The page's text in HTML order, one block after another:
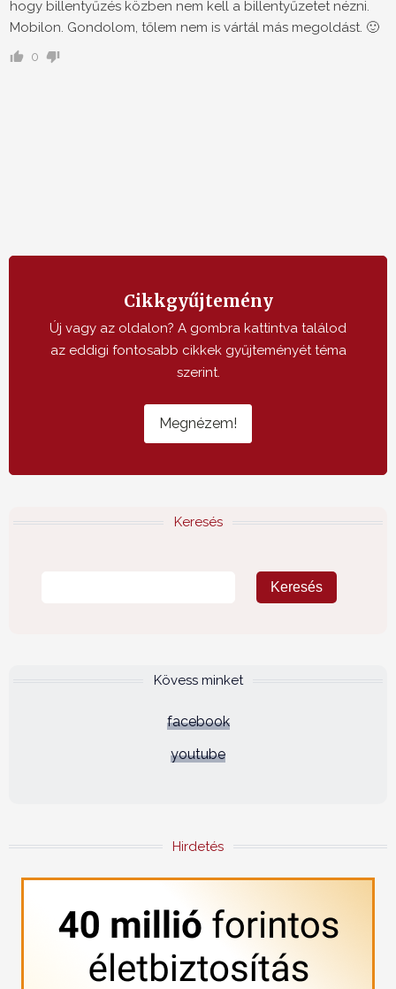
hogy billentyűzés közben nem kell a billentyűzetet nézni.
Mobilon. Gondolom, tőlem nem is vártál más megoldást. 🙂
0
Cikkgyűjtemény
Új vagy az oldalon? A gombra kattintva találod
az eddigi fontosabb cikkek gyűjteményét téma
szerint.
Megnézem!
Keresés
Kövess minket
facebook
youtube
Hirdetés